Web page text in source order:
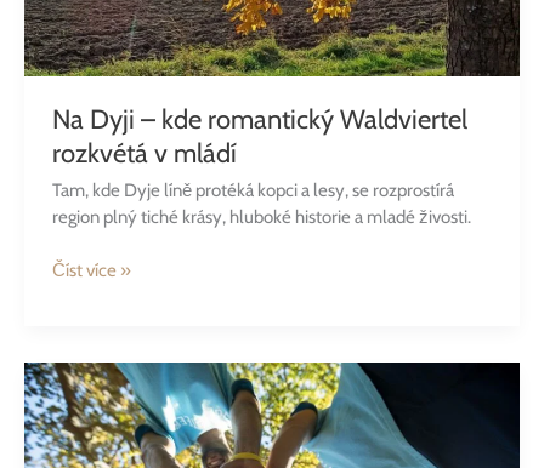
Na Dyji – kde romantický Waldviertel
rozkvétá v mládí
Tam, kde Dyje líně protéká kopci a lesy, se rozprostírá
region plný tiché krásy, hluboké historie a mladé živosti.
Číst více »
Na
Dyji
–
kde